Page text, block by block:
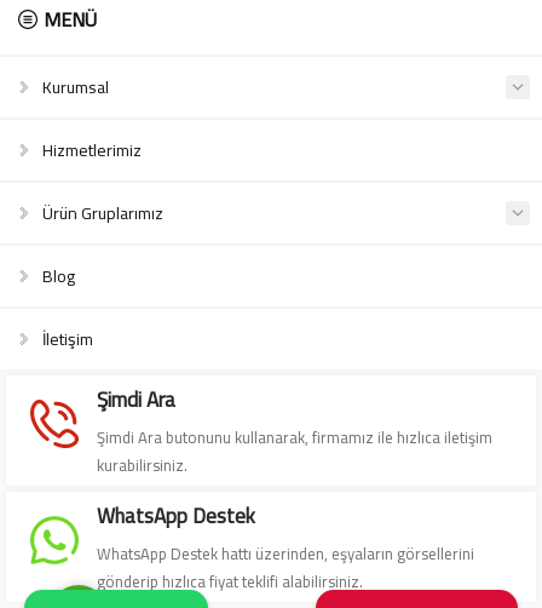
MENÜ
Kurumsal
Hizmetlerimiz
Ürün Gruplarımız
Blog
İletişim
Şimdi Ara
Şimdi Ara butonunu kullanarak, firmamız ile hızlıca iletişim
kurabilirsiniz.
WhatsApp Destek
WhatsApp Destek hattı üzerinden, eşyaların görsellerini
gönderip hızlıca fiyat teklifi alabilirsiniz.
Cevap Yaz